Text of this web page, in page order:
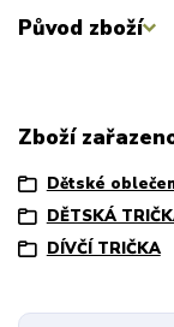
Původ zboží
Zboží
Dětské
DĚTSKÁ
DÍVČÍ TRIČKA